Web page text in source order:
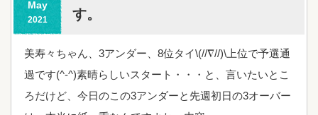
May
2021
す。
美寿々ちゃん、3アンダー、8位タイ\(//∇//)\上位で予選通
過です(^-^)素晴らしいスタート・・・と、言いたいとこ
ろだけど、今日のこの3アンダーと先週初日の3オーバー